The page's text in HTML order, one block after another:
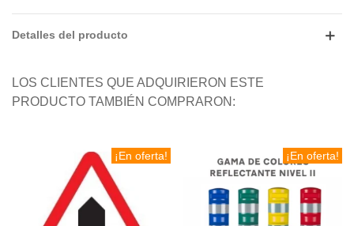
Detalles del producto
LOS CLIENTES QUE ADQUIRIERON ESTE
PRODUCTO TAMBIÉN COMPRARON:
¡En oferta! ¡En oferta!